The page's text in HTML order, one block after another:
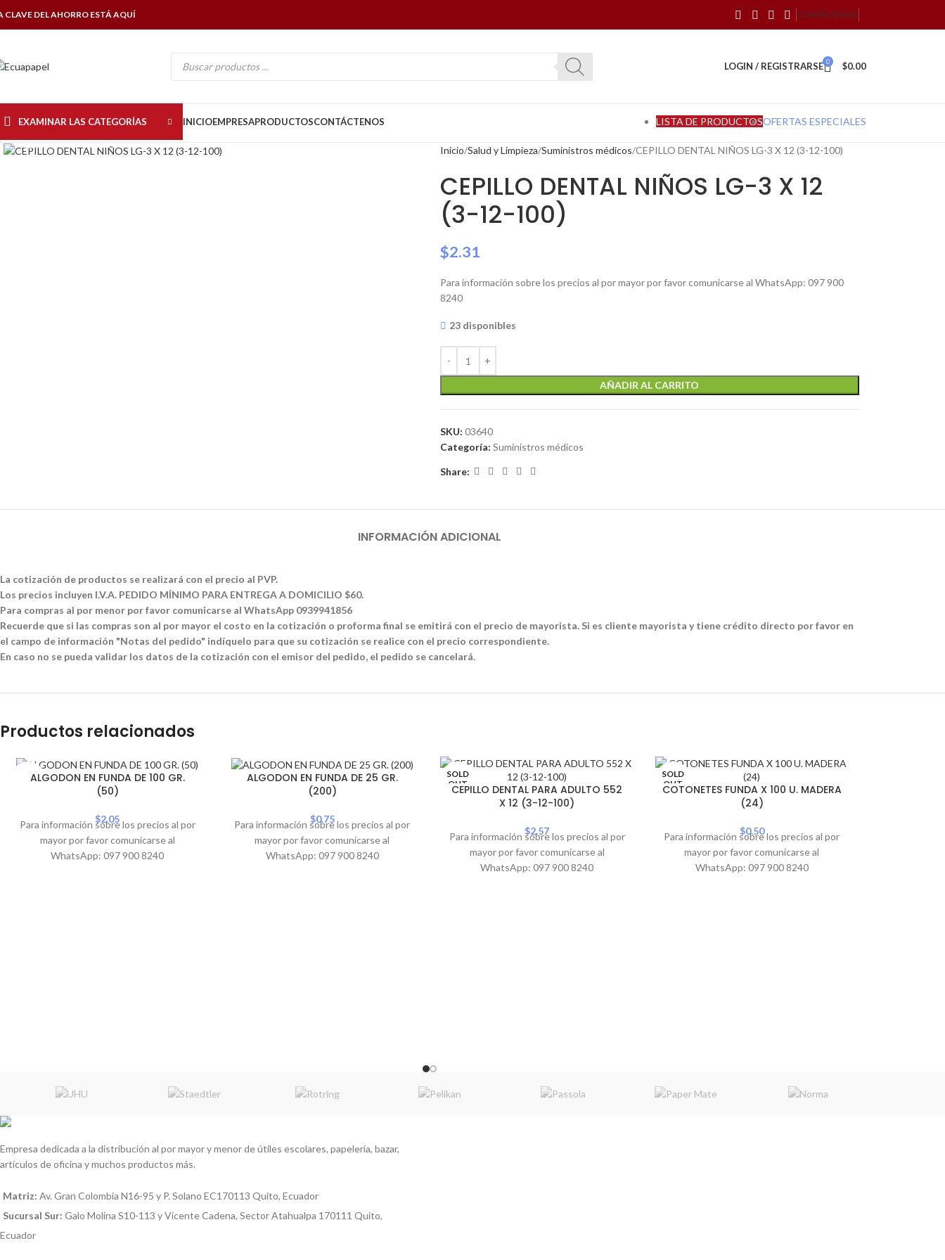
CLAVE DEL AHORRO ESTÁ AQUÍ CONTÁCTENOS
LOGIN / REGISTRARSE 0 $0.00
EXAMINAR LAS CATEGORÍAS INICIOEMPRESAPRODUCTOSCONTÁCTENOS LISTA DE PRODUCTOSOFERTAS ESPECIALES
Inicio Salud y Limpieza Suministros médicos CEPILLO DENTAL NIÑOS LG-3 X 12 (3-12-100)
CEPILLO DENTAL NIÑOS LG-3 X 12
(3-12-100)
$2.31
Para información sobre los precios al por mayor por favor comunicarse al WhatsApp: 097 900
8240
23 disponibles
AÑADIR AL CARRITO
SKU: 03640
Categoría: Suministros médicos
Share:
INFORMACIÓN ADICIONAL
La cotización de productos se realizará con el precio al PVP.
Los precios incluyen I.V.A. PEDIDO MÍNIMO PARA ENTREGA A DOMICILIO $60.
Para compras al por menor por favor comunicarse al WhatsApp 0939941856
Recuerde que si las compras son al por mayor el costo en la cotización o proforma final se emitirá con el precio de mayorista. Si es cliente mayorista y tiene crédito directo por favor en
el campo de información "Notas del pedido" indíquelo para que su cotización se realice con el precio correspondiente.
En caso no se pueda validar los datos de la cotización con el emisor del pedido, el pedido se cancelará.
Productos relacionados
SOLD
OUTALGODON EN FUNDA DE 100 GR.
(50)
$2.05
Para información sobre los precios al por
mayor por favor comunicarse al
WhatsApp: 097 900 8240
ALGODON EN FUNDA DE 25 GR.
(200)
$0.75
Para información sobre los precios al por
mayor por favor comunicarse al
WhatsApp: 097 900 8240
SOLD
OUT
CEPILLO DENTAL PARA ADULTO 552
X 12 (3-12-100)
$2.57
Para información sobre los precios al por
mayor por favor comunicarse al
WhatsApp: 097 900 8240
SOLD
OUT
COTONETES FUNDA X 100 U. MADERA
(24)
$0.50
Para información sobre los precios al por
mayor por favor comunicarse al
WhatsApp: 097 900 8240
Empresa dedicada a la distribución al por mayor y menor de útiles escolares, papelería, bazar,
artículos de oficina y muchos productos más.
Matriz: Av. Gran Colombia N16-95 y P. Solano EC170113 Quito, Ecuador
Sucursal Sur: Galo Molina S10-113 y Vicente Cadena, Sector Atahualpa 170111 Quito,
Ecuador